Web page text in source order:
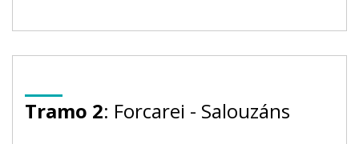
Tramo 2: Forcarei - Salouzáns